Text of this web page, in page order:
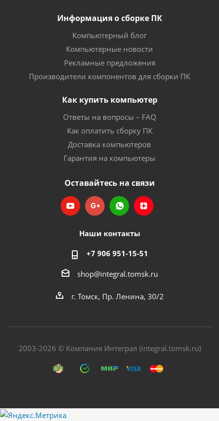
Информация о сборке ПК
Компьютерный блог
Компьютерные новости
Рекламные предложения
Производители компонентов для сборки ПК
Как купить компьютер
Ответы на вопросы – FAQ
Как оплатить сборку ПК
Доставка компьютеров
Гарантия на компьютеры
Оставайтесь на связи
Наши контакты
+7 906 951-15-51
shop@integral.tomsk.ru
г. Томск, Пр. Ленина, 30/2
2003-2026 © Компания Интеграл (integral.tomsk.ru)